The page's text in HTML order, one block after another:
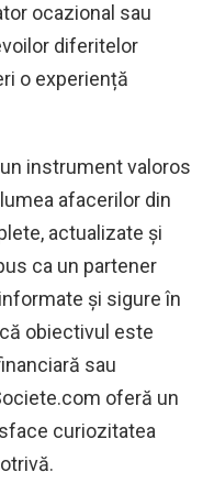
ocazional sau
diferitelor
o experiență
instrument valoros
afacerilor din
actualizate și
ca un partener
și sigure în
obiectivul este
sau
oferă un
curiozitatea